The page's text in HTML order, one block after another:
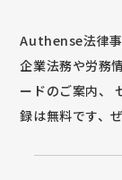
Authense法律事
企業法務や労務
ードのご案内、
録は無料です、